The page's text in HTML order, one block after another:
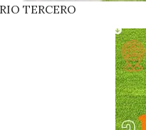
TERCERO